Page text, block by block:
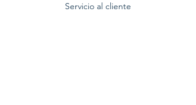
Servicio al cliente